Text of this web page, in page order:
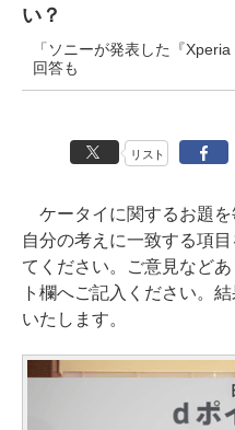
い？
「ソニーが発表した『
回答も
リスト
ケータイに関するお題を
自分の考えに一致する項
てください。ご意見など
ト欄へご記入ください。
いたします。